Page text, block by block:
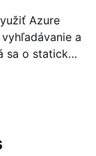
Azure
a
sa o statické
ponuky,
čase.